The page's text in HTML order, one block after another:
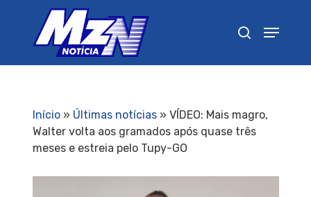
Início» Últimas notícias» VÍDEO: Mais magro,
Walter volta aos gramados após quase três
meses e estreia pelo Tupy-GO